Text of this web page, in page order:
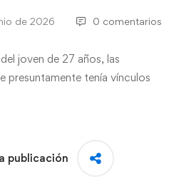
de 2026 0 comentarios
joven de 27 años, las
presuntamente tenía vínculos
publicación